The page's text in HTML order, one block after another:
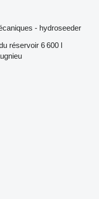
- hydroseeder
réservoir 6 600 l